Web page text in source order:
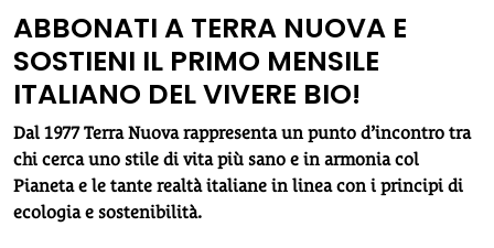
ABBONATI A TERRA NUOVA E
SOSTIENI IL PRIMO MENSILE
ITALIANO DEL VIVERE BIO!
Dal 1977 Terra Nuova rappresenta un punto d’incontro tra
chi cerca uno stile di vita più sano e in armonia col
Pianeta e le tante realtà italiane in linea con i principi di
ecologia e sostenibilità.